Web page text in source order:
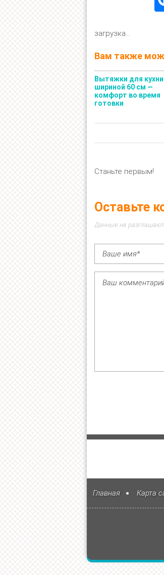
загрузка...
Вам также
Вытяжки для кухни
шириной 60 см —
комфорт во время
готовки
Станьте первым!
Оставьте
Данные не
Главная Карта